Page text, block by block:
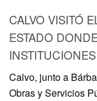
CALVO VISITÓ
ESTADO
Calvo, junto a
Obras y Servicios